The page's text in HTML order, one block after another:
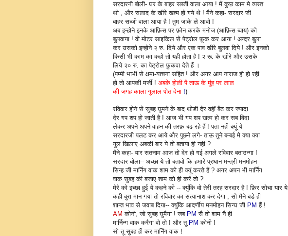
सरदारनी बोली- घर के बाहर सब्जी वाला आया ! मैं कुछ काम मे व्यस्त
थी , और सलाद के खीरे खत्म हो गये थे ! मैने कहा- सरदार जी
बाहर सब्जी वाला आया है ! तुम जाके ले आवो !
अब इन्होने इनके आफ़िस पर फ़ोन करके मनोज (आफ़िस ब्वाय) को
बुलवाया ! वो मोटर साइकिल से पेट्रोल फ़ूक कर आया ! अन्दर बुला
कर उसको इन्होने २ रु. दिये और एक पाव खीरे बुलवा दिये ! और इनको
किसी भी काम का कहो तो यही होता है ! २ रू. के खीरे और उसके
लिये २० रु. का पेट्रोल फ़ुकवा देते हैं ।
(पम्मी भाभी से क्षमा-याचना सहित ! और अगर आप नाराज ही हो रही
हो तो आपकी मर्जी ! अबके होली पै ताऊ के मुंह पर लाल
की जगह काला गुलाल पोत देना !)
रविवार होने से सुबह घुमने के बाद थोडी देर वहीं बैठ कर ज्यादा
देर गप शप हो जाती है ! आज भी गप शप खत्म हो कर सब विदा
लेकर अपने अपने वाहन की तरफ़ बढ रहे हैं ! पता नही क्यूं ये
सरदारजी पलट कर आये और पुछने लगे- ताऊ तुने बम्बई मे क्या क्या
गुल खिलाए अबकी बार ये तो बताया ही नही ?
मैने कहा- यार सतनाम आज तो देर हो गई अगले रविवार बताउन्गा !
सरदार बोला-- अच्छा ये तो बतावो कि हमारे प्रधान मन्त्री मनमोहन
सिन्ह जी मार्निंग वाक शाम को ही क्यूं करते हैं ? अगर अपन भी मार्निंग
वाक सुबह की बजाए शाम को ही करें तो ?
मेरे को इच्छा हुई ये कहने की -- क्युंकि वो तेरी तरह सरदार है ! फ़िर सोचा यार ये
कही बुरा मान गया तो रविवार का सत्यानाश कर देगा , सो मैने बडे ही
शान्त भाव से जवाब दिया-- क्युंकि आदर्णीय मनमोहन सिन्घ जी PM हैं !
AMकोनी, जो सुबह घुमैगा ! जब PM सै तो शाम नै ही
मार्निन्ग वाक करैगा वो तो ! और तू PM कोनी !
सो तू सुबह ही कर मार्निंग वाक !